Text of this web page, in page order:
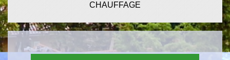
CHAUFFAGE